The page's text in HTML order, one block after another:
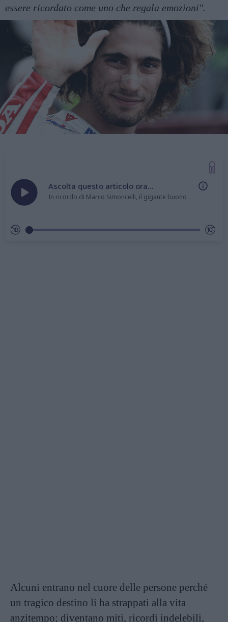
essere ricordato come uno che regala emozioni".
Ascolta questo articolo ora...
In ricordo di Marco Simoncelli, il gigante buono
Alcuni entrano nel cuore delle persone perché
un tragico destino li ha strappati alla vita
anzitempo; diventano miti, ricordi indelebili,